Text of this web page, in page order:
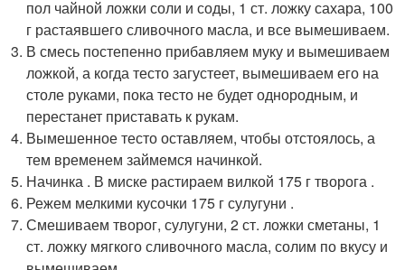
пол чайной ложки соли и соды, 1 ст. ложку сахара, 100
г растаявшего сливочного масла, и все вымешиваем.
В смесь постепенно прибавляем муку и вымешиваем
ложкой, а когда тесто загустеет, вымешиваем его на
столе руками, пока тесто не будет однородным, и
перестанет приставать к рукам.
Вымешенное тесто оставляем, чтобы отстоялось, а
тем временем займемся начинкой.
Начинка . В миске растираем вилкой 175 г творога .
Режем мелкими кусочки 175 г сулугуни .
Смешиваем творог, сулугуни, 2 ст. ложки сметаны, 1
ст. ложку мягкого сливочного масла, солим по вкусу и